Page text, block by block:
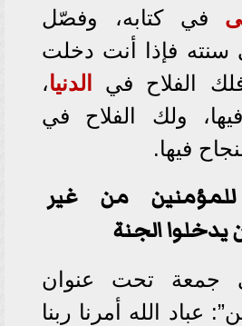
في كتابه، وفصّل
فإذا أنت دخلت
الفلاح في
الدنيا،
ولك الفلاح في
فيها.
من غير
يدخلوا الجنة
جمعة تحت عنوان
عباد الله أمرنا ربنا